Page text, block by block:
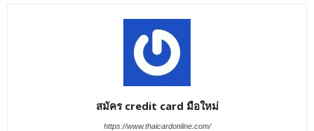
สมัคร credit card มือใหม่
https://www.thaicardonline.com/